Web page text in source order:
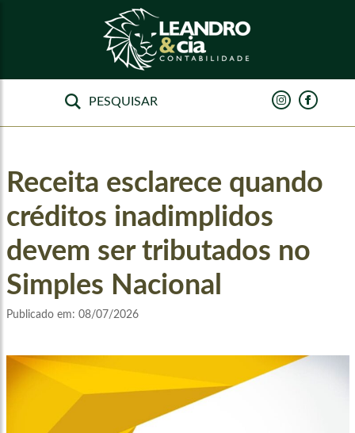
Receita esclarece quando
créditos inadimplidos
devem ser tributados no
Simples Nacional
Publicado em: 08/07/2026